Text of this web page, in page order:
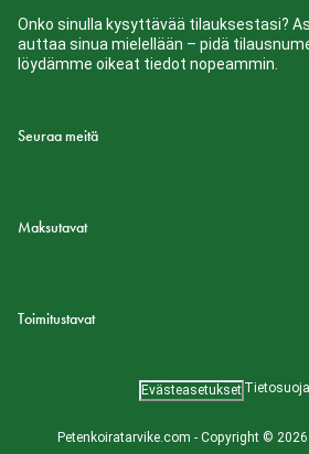
Onko sinulla kysyttävää tilauksestasi?
auttaa sinua mielellään – pidä
löydämme oikeat tiedot nopeammin.
Seuraa meitä
Maksutavat
Toimitustavat
Petenkoiratarvike.com - Copyright ©
Evästeasetukset Tietosuoja